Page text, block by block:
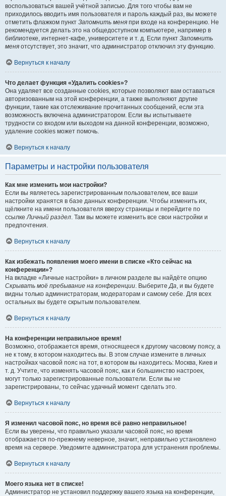
воспользоваться вашей учётной записью. Для того чтобы вам не
приходилось вводить имя пользователя и пароль каждый раз, вы можете
отметить флажком пункт Запомнить меня при входе на конференцию. Не
рекомендуется делать это на общедоступном компьютере, например в
библиотеке, интернет-кафе, университете и т. д. Если пункт Запомнить
меня отсутствует, это значит, что администратор отключил эту функцию.
Вернуться к началу
Что делает функция «Удалить cookies»?
Она удаляет все созданные cookies, которые позволяют вам оставаться
авторизованным на этой конференции, а также выполняют другие
функции, такие как отслеживание прочитанных сообщений, если эта
возможность включена администратором. Если вы испытываете
трудности со входом или выходом на данной конференции, возможно,
удаление cookies может помочь.
Вернуться к началу
Параметры и настройки пользователя
Как мне изменить мои настройки?
Если вы являетесь зарегистрированным пользователем, все ваши
настройки хранятся в базе данных конференции. Чтобы изменить их,
щёлкните на имени пользователя вверху страницы и перейдите по
ссылкеЛичный раздел. Там вы можете изменить все свои настройки и
предпочтения.
Вернуться к началу
Как избежать появления моего имени в списке «Кто сейчас на
конференции»?
На вкладке «Личные настройки» в личном разделе вы найдёте опцию
Скрывать моё пребывание на конференции. ВыберитеДа, и вы будете
видны только администраторам, модераторам и самому себе. Для всех
остальных вы будете скрытым пользователем.
Вернуться к началу
На конференции неправильное время!
Возможно, отображается время, относящееся к другому часовому поясу, а
не к тому, в котором находитесь вы. В этом случае измените в личных
настройках часовой пояс на тот, в котором вы находитесь: Москва, Киев и
т. д. Учтите, что изменять часовой пояс, как и большинство настроек,
могут только зарегистрированные пользователи. Если вы не
зарегистрированы, то сейчас удачный момент сделать это.
Вернуться к началу
Я изменил часовой пояс, но время всё равно неправильное!
Если вы уверены, что правильно указали часовой пояс, но время
отображается по-прежнему неверное, значит, неправильно установлено
время на сервере. Уведомите администратора для устранения проблемы.
Вернуться к началу
Моего языка нет в списке!
Администратор не установил поддержку вашего языка на конференции,